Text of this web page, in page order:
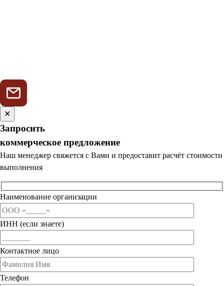
✕
Запросить
коммерческое предложение
Наш менеджер свяжется с Вами и предоставит расчёт стоимости
выполнения
Наименование организации
ИНН (если знаете)
Контактное лицо
Телефон